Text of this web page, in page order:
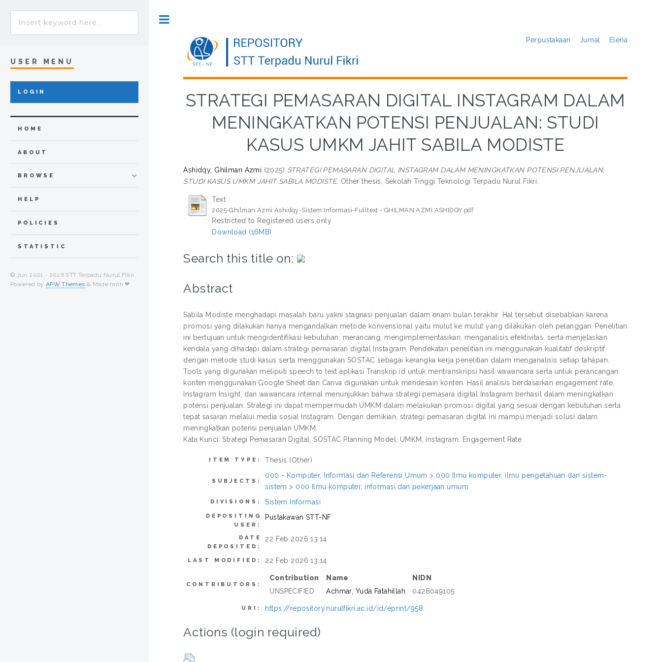
Perpustakaan Jurnal Elena
STRATEGI PEMASARAN DIGITAL INSTAGRAM DALAM
MENINGKATKAN POTENSI PENJUALAN: STUDI
KASUS UMKM JAHIT SABILA MODISTE
Ashidqy, Ghilman Azmi (2025) STRATEGI PEMASARAN DIGITAL INSTAGRAM DALAM MENINGKATKAN POTENSI PENJUALAN:
STUDI KASUS UMKM JAHIT SABILA MODISTE. Other thesis, Sekolah Tinggi Teknologi Terpadu Nurul Fikri.
Text
2025-Ghilman Azmi Ashidqy-Sistem Informasi-Fulltext - GHILMAN AZMI ASHIDQY.pdf
Restricted to Registered users only
Download (16MB)
Search this title on:
Abstract
Sabila Modiste menghadapi masalah baru yakni stagnasi penjualan dalam enam bulan terakhir. Hal tersebut disebabkan karena
promosi yang dilakukan hanya mengandalkan metode konvensional yaitu mulut ke mulut yang dilakukan oleh pelanggan. Penelitian
ini bertujuan untuk mengidentifikasi kebutuhan, merancang, mengimplementasikan, menganalisis efektivitas, serta menjelaskan
kendala yang dihadapi dalam strategi pemasaran digital Instagram. Pendekatan penelitian ini menggunakan kualitatif deskriptif
dengan metode studi kasus serta menggunakan SOSTAC sebagai kerangka kerja penelitian dalam menganalisis setiap tahapan.
Tools yang digunakan meliputi speech to text aplikasi Transkrip.id untuk mentranskripsi hasil wawancara serta untuk perancangan
konten menggunakan Google Sheet dan Canva digunakan untuk mendesain konten. Hasil analisis berdasarkan engagement rate,
Instagram Insight, dan wawancara internal menunjukkan bahwa strategi pemasara digital Instagram berhasil dalam meningkatkan
potensi penjualan. Strategi ini dapat mempermudah UMKM dalam melakukan promosi digital yang sesuai dengan kebutuhan serta
tepat sasaran melalui media sosial Instagram. Dengan demikian, strategi pemasaran digital ini mampu menjadi solusi dalam
meningkatkan potensi penjualan UMKM.
Kata Kunci: Strategi Pemasaran Digital, SOSTAC Planning Model, UMKM, Instagram, Engagement Rate
ITEM TYPE: Thesis (Other)
SUBJECTS:
000 - Komputer, Informasi dan Referensi Umum > 000 Ilmu komputer, ilmu pengetahuan dan sistem-
sistem > 000 Ilmu komputer, informasi dan pekerjaan umum
DIVISIONS: Sistem Informasi
DEPOSITING
USER:
Pustakawan STT-NF
DATE
DEPOSITED:
22 Feb 2026 13:14
LAST MODIFIED: 22 Feb 2026 13:14
CONTRIBUTORS:
Contribution Name
NIDN
UNSPECIFIED
Achmar, Yuda Fatahillah 0428049105
URI: https://repository.nurulfikri.ac.id/id/eprint/958
Actions (login required)
USER MENU
LOGIN
HOME
ABOUT
BROWSE
HELP
POLICIES
STATISTIC
© Jun 2021 - 2026 STT Terpadu Nurul Fikri.
Powered by APW Themes & Made mith ❤